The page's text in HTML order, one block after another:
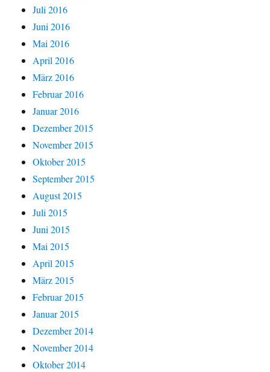
Juli 2016
Juni 2016
Mai 2016
April 2016
März 2016
Februar 2016
Januar 2016
Dezember 2015
November 2015
Oktober 2015
September 2015
August 2015
Juli 2015
Juni 2015
Mai 2015
April 2015
März 2015
Februar 2015
Januar 2015
Dezember 2014
November 2014
Oktober 2014